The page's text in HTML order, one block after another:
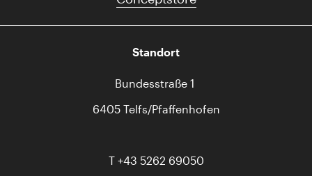
Standort
Bundesstraße 1
6405 Telfs/Pfaffenhofen
T +43 5262 69050